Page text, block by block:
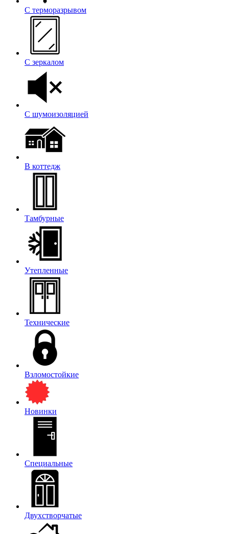
С терморазрывом
С зеркалом
С шумоизоляцией
В коттедж
Тамбурные
Утепленные
Технические
Взломостойкие
Новинки
Специальные
Двухстворчатые